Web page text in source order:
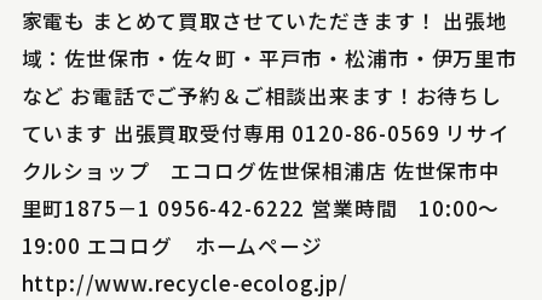
家電も まとめて買取させていただきます！ 出張地
域：佐世保市・佐々町・平戸市・松浦市・伊万里市
など お電話でご予約＆ご相談出来ます！お待ちし
ています 出張買取受付専用 0120-86-0569 リサイ
クルショップ エコログ佐世保相浦店 佐世保市中
里町1875－1 0956-42-6222 営業時間 10:00～
19:00 エコログ ホームページ
http://www.recycle-ecolog.jp/